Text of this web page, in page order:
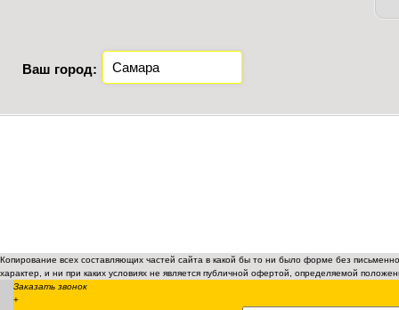
Ваш город:
Копирование всех составляющих частей сайта в какой бы то ни было форме без
характер, и ни при каких условиях не является публичной офертой, определяемой
Заказать звонок
+